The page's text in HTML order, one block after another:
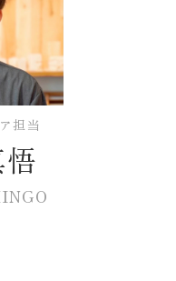
担当